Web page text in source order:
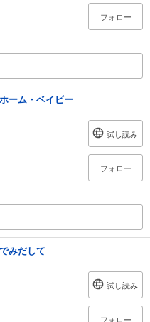
フォロー
ーム・ベイビー
試し読み
フォロー
みだして
試し読み
フォロー